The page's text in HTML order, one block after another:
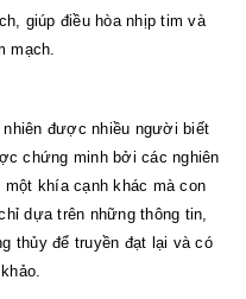
giúp điều hòa nhịp tim và
mạch.
được nhiều người biết
chứng minh bởi các nghiên
khía cạnh khác mà con
dựa trên những thông tin,
thủy để truyền đạt lại và có